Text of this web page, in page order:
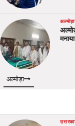
अल्मोड़ा
अल्मोड़ा